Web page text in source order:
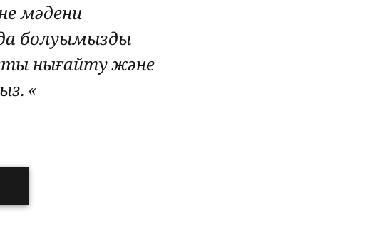
мәдени
болуымызды
нығайту және